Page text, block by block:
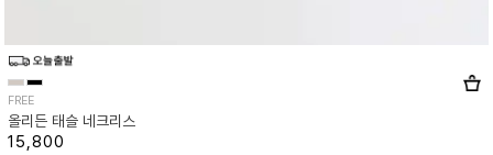
FREE
올리든 태슬 네크리스
15,800